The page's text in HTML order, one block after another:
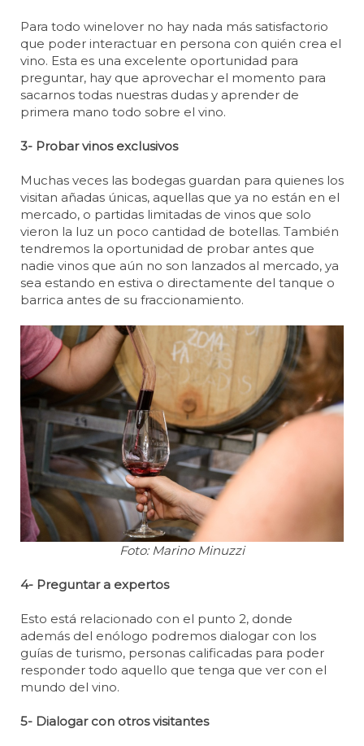
Para todo winelover no hay nada más satisfactorio
que poder interactuar en persona con quién crea el
vino. Esta es una excelente oportunidad para
preguntar, hay que aprovechar el momento para
sacarnos todas nuestras dudas y aprender de
primera mano todo sobre el vino.
3- Probar vinos exclusivos
Muchas veces las bodegas guardan para quienes los
visitan añadas únicas, aquellas que ya no están en el
mercado, o partidas limitadas de vinos que solo
vieron la luz un poco cantidad de botellas. También
tendremos la oportunidad de probar antes que
nadie vinos que aún no son lanzados al mercado, ya
sea estando en estiva o directamente del tanque o
barrica antes de su fraccionamiento.
Foto: Marino Minuzzi
4- Preguntar a expertos
Esto está relacionado con el punto 2, donde
además del enólogo podremos dialogar con los
guías de turismo, personas calificadas para poder
responder todo aquello que tenga que ver con el
mundo del vino.
5- Dialogar con otros visitantes